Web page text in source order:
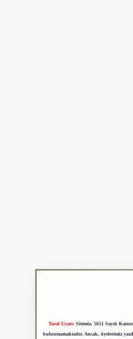
Yasal Uyarı: Sitemiz, 5651 Sayılı
bulunmamaktadır. Ancak, üyelerimiz